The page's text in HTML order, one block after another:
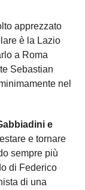
apprezzato
è la Lazio
a Roma
Sebastian
nel
e
e tornare
sempre più
di Federico
di una